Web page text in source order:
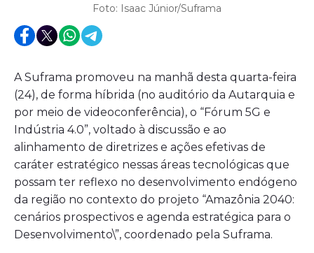
Foto: Isaac Júnior/Suframa
A Suframa promoveu na manhã desta quarta-feira
(24), de forma híbrida (no auditório da Autarquia e
por meio de videoconferência), o “Fórum 5G e
Indústria 4.0”, voltado à discussão e ao
alinhamento de diretrizes e ações efetivas de
caráter estratégico nessas áreas tecnológicas que
possam ter reflexo no desenvolvimento endógeno
da região no contexto do projeto “Amazônia 2040:
cenários prospectivos e agenda estratégica para o
Desenvolvimento\”, coordenado pela Suframa.